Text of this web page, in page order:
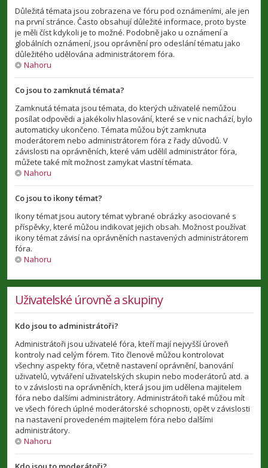
Důležitá témata jsou zobrazena ve fóru pod oznámeními, ale jen
na první stránce. Často obsahují důležité informace, proto byste
je měli číst kdykoli je to možné. Podobně jako u oznámení a
globálních oznámení, jsou oprávnění pro odeslání tématu jako
důležitého udělována administrátorem fóra.
Nahoru
Co jsou to zamknutá témata?
Zamknutá témata jsou témata, do kterých uživatelé nemůžou
posílat odpovědi a jakékoliv hlasování, které se v nic nachází, bylo
automaticky ukončeno. Témata můžou být zamknuta
moderátorem nebo administrátorem fóra z řady důvodů. V
závislosti na oprávněních, které vám udělil administrátor fóra,
můžete také mít možnost zamykat vlastní témata.
Nahoru
Co jsou to ikony témat?
Ikony témat jsou autory témat vybrané obrázky asociované s
příspěvky, které můžou indikovat jejich obsah. Možnost používat
ikony témat závisí na oprávněních nastavených administrátorem
fóra.
Nahoru
Uživatelské úrovně a skupiny
Kdo jsou to administrátoři?
Administrátoři jsou uživatelé fóra, kteří mají nejvyšší úroveň
kontroly nad celým fórem. Tito členové můžou kontrolovat
všechny aspekty fóra, včetně nastavení oprávnění, banování
uživatelů, vytváření uživatelských skupin nebo moderátorů atd. a
to v závislosti na oprávněních, která jsou jim udělena majitelem
fóra nebo dalšími administrátory. Administrátoři také můžou mít
ve všech fórech úplné moderátorské schopnosti, opět v závislosti
na nastavení provedeném majitelem fóra nebo dalšími
administrátory.
Nahoru